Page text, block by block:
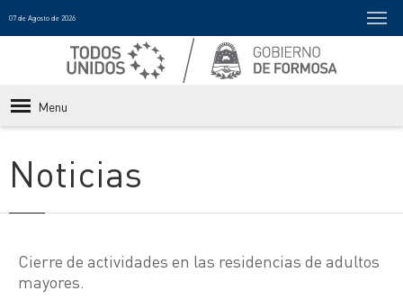
07 de Agosto de 2026
Menu
Noticias
Cierre de actividades en las residencias de adultos
mayores.